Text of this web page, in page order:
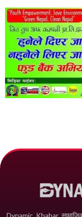
Dynamic Khabar सामाजिक